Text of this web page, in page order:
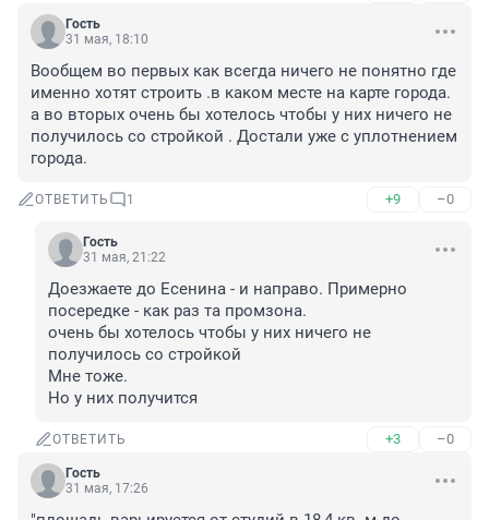
Гость
31 мая, 18:10
Вообщем во первых как всегда ничего не понятно где
именно хотят строить .в каком месте на карте города.
а во вторых очень бы хотелось чтобы у них ничего не
получилось со стройкой . Достали уже с уплотнением
города.
ОТВЕТИТЬ 1 +9 –0
Гость
31 мая, 21:22
Доезжаете до Есенина - и направо. Примерно
посередке - как раз та промзона.
очень бы хотелось чтобы у них ничего не
получилось со стройкой
Мне тоже.
Но у них получится
ОТВЕТИТЬ +3 –0
Гость
31 мая, 17:26